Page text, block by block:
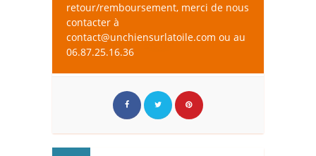
retour/remboursement, merci de nous
contacter à
contact@unchiensurlatoile.com ou au
06.87.25.16.36